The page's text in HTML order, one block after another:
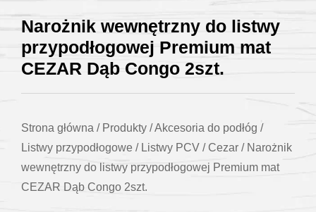
Narożnik wewnętrzny do listwy
przypodłogowej Premium mat
CEZAR Dąb Congo 2szt.
Strona główna / Produkty /Akcesoria do podłóg /
Listwy przypodłogowe / Listwy PCV / Cezar / Narożnik
wewnętrzny do listwy przypodłogowej Premium mat
CEZAR Dąb Congo 2szt.